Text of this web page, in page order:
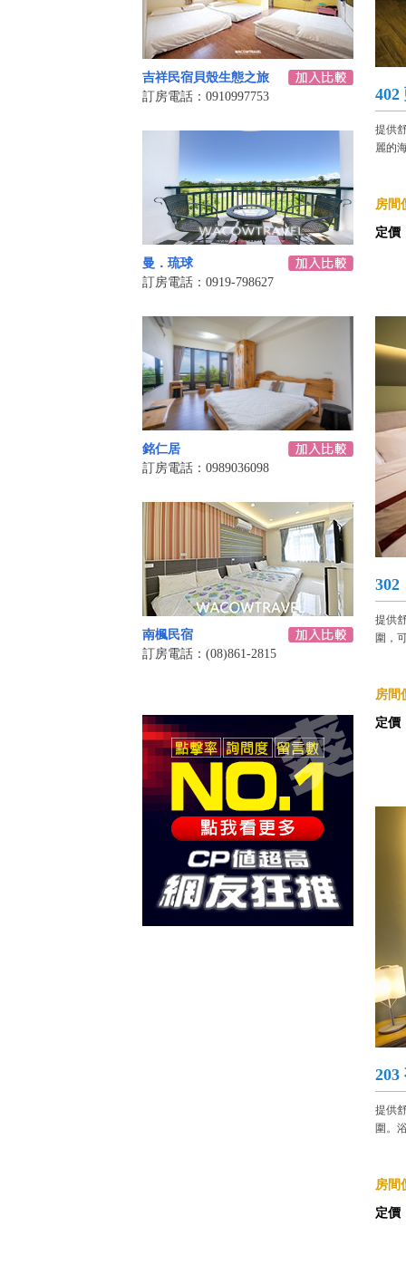
吉祥民宿貝殼生態之旅
訂房電話：0910997753
曼．琉球
訂房電話：0919-798627
銘仁居
訂房電話：0989036098
南楓民宿
訂房電話：(08)861-2815
402
提供
麗的
房間
定價
302
提供
圍，
房間
定價
203
提供
圍。
房間
定價